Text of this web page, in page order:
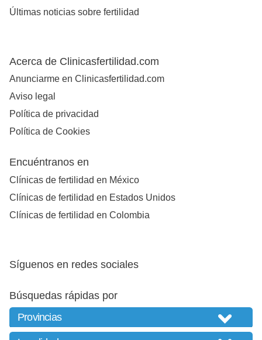
Últimas noticias sobre fertilidad
Acerca de Clinicasfertilidad.com
Anunciarme en Clinicasfertilidad.com
Aviso legal
Política de privacidad
Política de Cookies
Encuéntranos en
Clínicas de fertilidad en México
Clínicas de fertilidad en Estados Unidos
Clínicas de fertilidad en Colombia
Síguenos en redes sociales
Búsquedas rápidas por